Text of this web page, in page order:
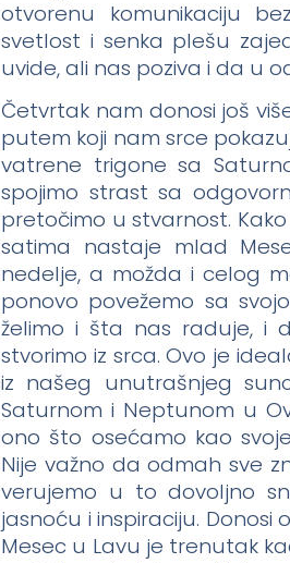
otvorenu komunikaciju
svetlost i senka plešu
uvide, ali nas poziva i da u
Četvrtak nam donosi još
putem koji nam srce
vatrene trigone sa
spojimo strast sa
pretočimo u stvarnost.
satima nastaje mlad
nedelje, a možda i celog
ponovo povežemo sa
želimo i šta nas raduje, i
stvorimo iz srca. Ovo je
iz našeg unutrašnjeg
Saturnom i Neptunom u
ono što osećamo kao
Nije važno da odmah sve
verujemo u to dovoljno
jasnoću i inspiraciju.
Mesec u Lavu je trenutak